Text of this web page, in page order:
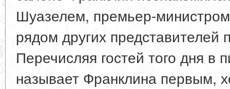
Шуазелем, премьер-
рядом других представителей
Перечисляя гостей того дня в
называет Франклина первым,